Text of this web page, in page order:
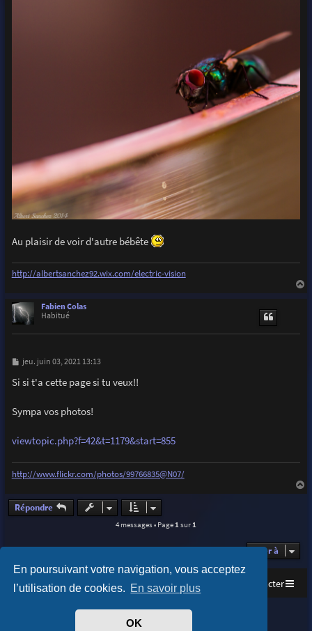
En poursuivant votre navigation, vous acceptez
l’utilisation de cookies. En savoir plus
OK
Au plaisir de voir d'autre bébête
http://albertsanchez92.wix.com/electric-vision
Fabien Colas
Habitué
M
s
s
e
jeu. juin 03, 2021 13:13
Si si t'a cette page si tu veux!!
Sympa vos photos!
viewtopic.php?f=42&t=1179&start=855
http://www.flickr.com/photos/99766835@N07/
a
Répondre
4 messages • Page 1 sur 1
Aller à
Accueil Index du forum Nous contacter
Purplexion style byIan Bradley
phpBB® Forum Software © phpBB Limited